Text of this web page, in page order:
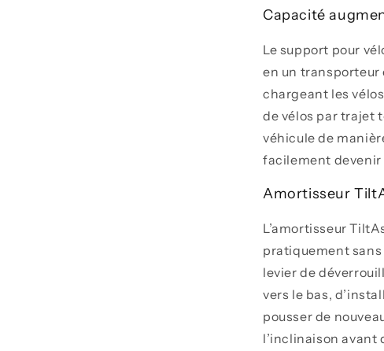
Capacité
Le support pour
en un transporteur
chargeant les
de vélos par trajet
véhicule de
facilement devenir
Amortisseur
L’amortisseur
pratiquement
levier de
vers le bas,
pousser de
l’inclinaison avant